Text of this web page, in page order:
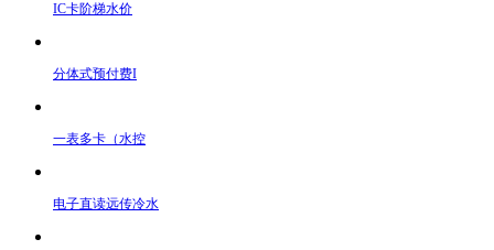
IC卡阶梯水价
分体式预付费I
一表多卡（水控
电子直读远传冷水